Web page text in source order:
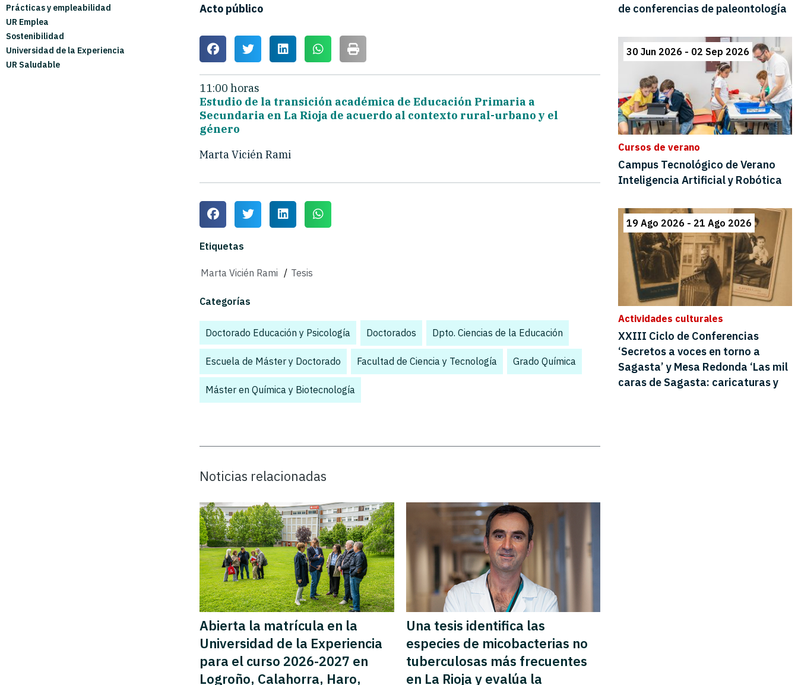
Prácticas y empleabilidad
UR Emplea
Sostenibilidad
Universidad de la Experiencia
UR Saludable
Acto público
11:00 horas
Estudio de la transición académica de Educación Primaria a
Secundaria en La Rioja de acuerdo al contexto rural-urbano y el
género
Marta Vicién Rami
Etiquetas
Marta Vicién Rami / Tesis
Categorías
Doctorado Educación y Psicología Doctorados Dpto. Ciencias de la Educación
Escuela de Máster y Doctorado Facultad de Ciencia y Tecnología Grado Química
Máster en Química y Biotecnología
Noticias relacionadas
Abierta la matrícula en la
Universidad de la Experiencia
para el curso 2026-2027 en
Logroño, Calahorra, Haro,
Una tesis identifica las
especies de micobacterias no
tuberculosas más frecuentes
en La Rioja y evalúa la